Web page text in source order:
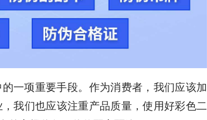
一项重要手段。作为消费者，我们应该加
我们也应该注重产品质量，使用好彩色二